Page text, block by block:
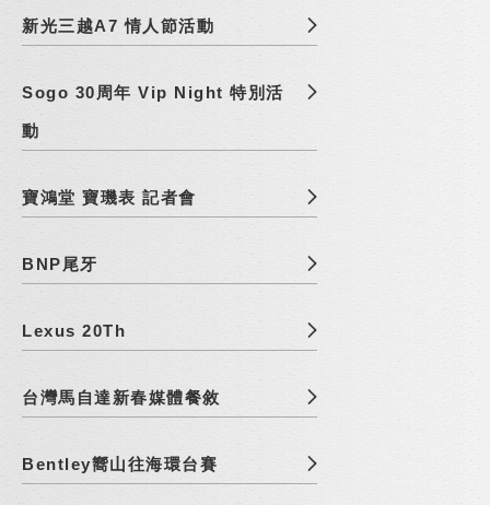
新光三越A7 情人節活動
Sogo 30周年 Vip Night 特別活
動
寶鴻堂 寶璣表 記者會
BNP尾牙
Lexus 20Th
台灣馬自達新春媒體餐敘
Bentley嚮山往海環台賽